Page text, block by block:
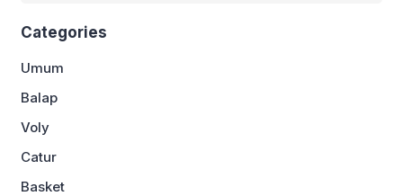
Categories
Umum
Balap
Voly
Catur
Basket